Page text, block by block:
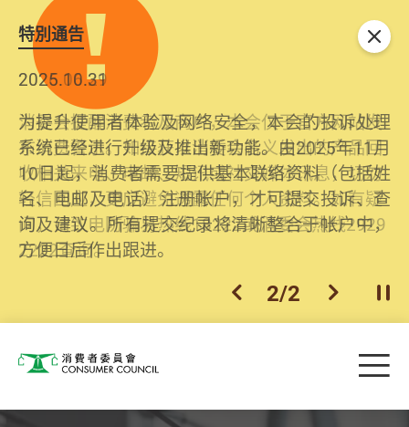
特別通告
2026.06.29
消委会提醒消费者及商户，本会仅于官方网站发
布消费警示。如接获以消委会名义发出的产品回
收相关来电、电邮、短讯或社交媒体讯息，切勿
轻信回应，更应避免透露任何个人资料。如有疑
问，请致电防骗易热线18222或消委会热线2929
2222查询。
2025.10.31
为提升使用者体验及网络安全，本会的投诉处理
系统已经进行升级及推出新功能。由2025年11月
10日起，消费者需要提供基本联络资料（包括姓
名、电邮及电话）注册帐户，才可提交投诉、查
询及建议。所有提交纪录将清晰整合于帐户中，
方便日后作出跟进。
上一个
2/2 下一个开
关闭
消费者委员会 目